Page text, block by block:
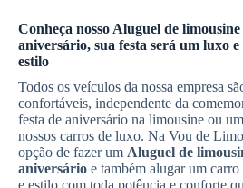
Conheça nosso Aluguel de
aniversário, sua festa será um luxo
estilo
Todos os veículos da nossa empresa
confortáveis, independente da
festa de aniversário na limousine ou
nossos carros de luxo. Na Vou de
opção de fazer um Aluguel de
aniversário e também alugar um